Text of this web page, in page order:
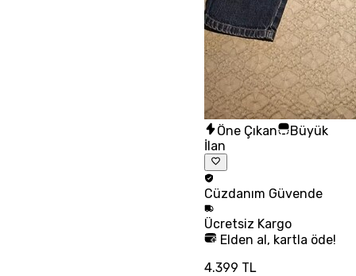
Öne Çıkan
Büyük
İlan
Cüzdanım Güvende
Ücretsiz Kargo
Elden al, kartla öde!
4.399 TL